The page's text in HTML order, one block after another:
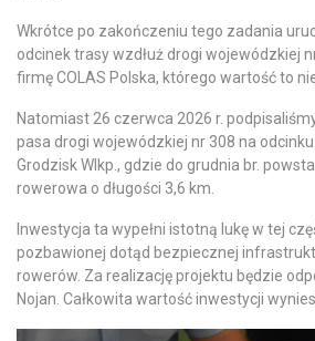
Wkrótce po zakończeniu tego zadania
odcinek trasy wzdłuż drogi wojewódzkiej
firmę COLAS Polska, którego wartość to
Natomiast 26 czerwca 2026 r.
pasa drogi wojewódzkiej nr 308 na odcinku
Grodzisk Wlkp., gdzie do grudnia br.
rowerowa o długości 3,6 km.
Inwestycja ta wypełni istotną lukę w tej
pozbawionej dotąd bezpiecznej
rowerów. Za realizację projektu będzie
Nojan. Całkowita wartość inwestycji